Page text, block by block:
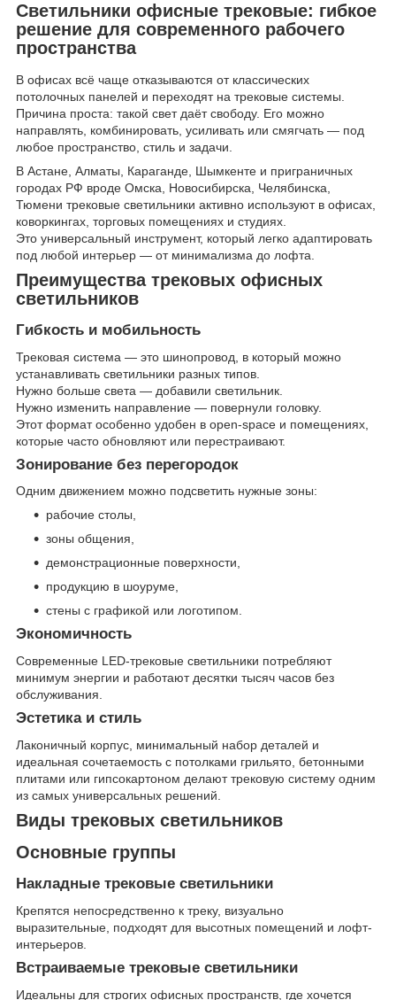
Светильники офисные трековые: гибкое
решение для современного рабочего
пространства
В офисах всё чаще отказываются от классических
потолочных панелей и переходят на трековые системы.
Причина проста: такой свет даёт свободу. Его можно
направлять, комбинировать, усиливать или смягчать — под
любое пространство, стиль и задачи.
В Астане, Алматы, Караганде, Шымкенте и приграничных
городах РФ вроде Омска, Новосибирска, Челябинска,
Тюмени трековые светильники активно используют в офисах,
коворкингах, торговых помещениях и студиях.
Это универсальный инструмент, который легко адаптировать
под любой интерьер — от минимализма до лофта.
Преимущества трековых офисных
светильников
Гибкость и мобильность
Трековая система — это шинопровод, в который можно
устанавливать светильники разных типов.
Нужно больше света — добавили светильник.
Нужно изменить направление — повернули головку.
Этот формат особенно удобен в open-space и помещениях,
которые часто обновляют или перестраивают.
Зонирование без перегородок
Одним движением можно подсветить нужные зоны:
рабочие столы,
зоны общения,
демонстрационные поверхности,
продукцию в шоуруме,
стены с графикой или логотипом.
Экономичность
Современные LED-трековые светильники потребляют
минимум энергии и работают десятки тысяч часов без
обслуживания.
Эстетика и стиль
Лаконичный корпус, минимальный набор деталей и
идеальная сочетаемость с потолками грильято, бетонными
плитами или гипсокартоном делают трековую систему одним
из самых универсальных решений.
Виды трековых светильников
Основные группы
Накладные трековые светильники
Крепятся непосредственно к треку, визуально
выразительные, подходят для высотных помещений и лофт-
интерьеров.
Встраиваемые трековые светильники
Идеальны для строгих офисных пространств, где хочется